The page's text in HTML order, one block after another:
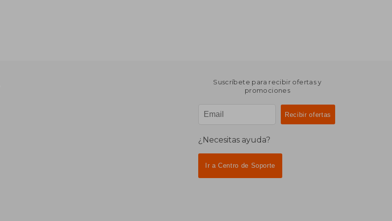
Suscríbete para recibir ofertas y
promociones
¿Necesitas ayuda?
Ir a Centro de Soporte